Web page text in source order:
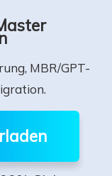
MBR/GPT-